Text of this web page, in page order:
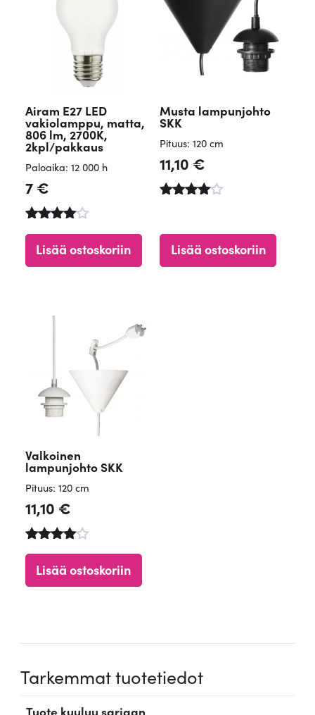
Airam E27 LED
vakiolamppu, matta,
806 lm, 2700K,
2kpl/pakkaus
Paloaika: 12 000 h
7€
tuotteesta
4.84
Lisää ostoskoriin
Musta lampunjohto
SKK
Pituus: 120 cm
11,10 €
4.67
/ 5Lisää ostoskoriin
Valkoinen
lampunjohto SKK
Pituus: 120 cm
11,10 €
4.71
Lisää ostoskoriin
Tarkemmat tuotetiedot
Tuote kuuluu sarjaan